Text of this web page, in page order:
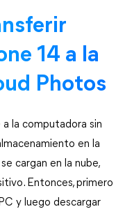
14 a la
Photos
la computadora sin
en la
cargan en la nube,
Entonces, primero
y luego descargar